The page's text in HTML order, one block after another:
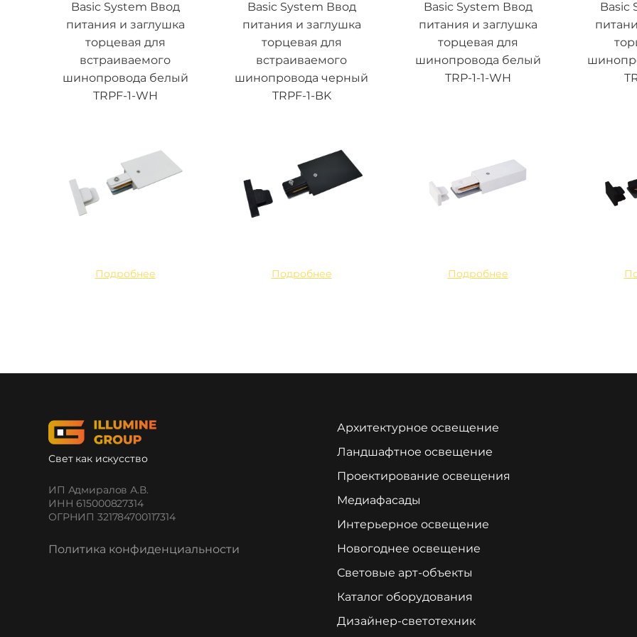
Basic System Ввод
питания и заглушка
торцевая для
встраиваемого
шинопровода белый
TRPF-1-WH
Подробнее
Basic System Ввод
питания и заглушка
торцевая для
встраиваемого
шинопровода черный
TRPF-1-BK
Подробнее
Basic System Ввод
питания и заглушка
торцевая для
шинопровода белый
TRP-1-1-WH
Подробнее
Basic
Свет как искусство
ИП Адмиралов А.В.
ИНН 615000827314
ОГРНИП 321784700117314
Политика конфиденциальности
Архитектурное освещение
Ландшафтное освещение
Проектирование освещения
Медиафасады
Интерьерное освещение
Новогоднее освещение
Световые арт-объекты
Каталог оборудования
Дизайнер-светотехник